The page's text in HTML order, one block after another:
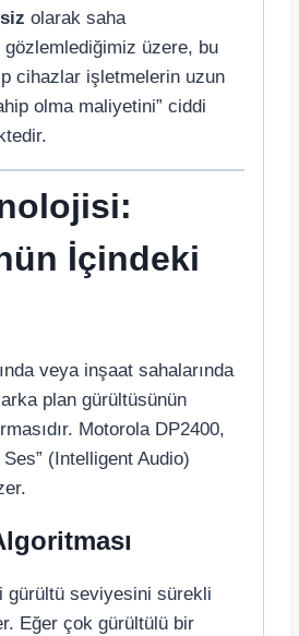
olarak saha
üzere, bu
cihazlar işletmelerin uzun
olma maliyetini” ciddi
İçindeki
veya inşaat sahalarında
plan gürültüsünün
Motorola DP2400,
Ses” (Intelligent Audio)
gürültü seviyesini sürekli
Eğer çok gürültülü bir